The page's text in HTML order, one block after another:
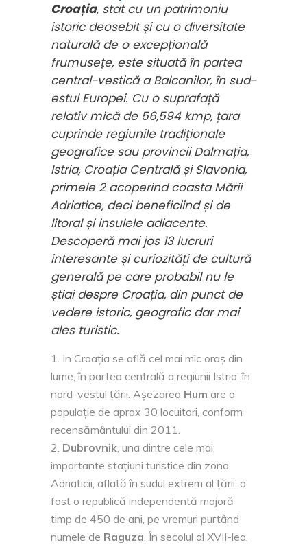
Croația, stat cu un patrimoniu
istoric deosebit și cu o diversitate
naturală de o excepțională
frumusețe, este situată în partea
central-vestică a Balcanilor, în sud-
estul Europei. Cu o suprafață
relativ mică de 56,594 kmp, țara
cuprinde regiunile tradiționale
geografice sau provincii Dalmația,
Istria, Croația Centrală și Slavonia,
primele 2 acoperind coasta Mării
Adriatice, deci beneficiind și de
litoral și insulele adiacente.
Descoperă mai jos 13 lucruri
interesante și curiozități de cultură
generală pe care probabil nu le
știai despre Croația, din punct de
vedere istoric, geografic dar mai
ales turistic.
In Croația se află cel mai mic oraș din
lume, în partea centrală a regiunii Istria, în
nord-vestul țării. Așezarea Hum are o
populație de aprox 30 locuitori, conform
recensământului din 2011.
Dubrovnik, una dintre cele mai
importante stațiuni turistice din zona
Adriaticii, aflată în sudul extrem al țării, a
fost o republică independentă majoră
timp de 450 de ani, pe vremuri purtând
numele de Raguza. În secolul al XVII-lea,